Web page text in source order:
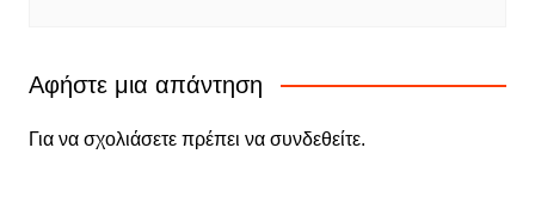
Αφήστε μια απάντηση
Για να σχολιάσετε πρέπει να συνδεθείτε.